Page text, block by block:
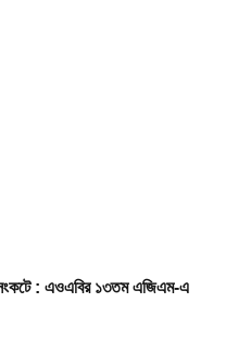
সংকটে : এওএবির ১৩তম এজিএম-এ